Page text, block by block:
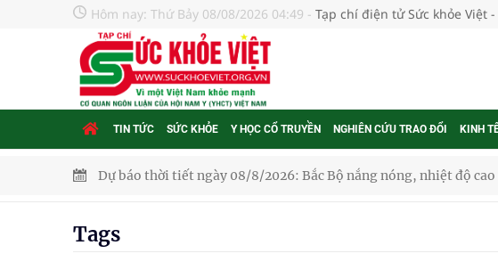
Hôm nay: Thứ Bảy 08/08/2026 04:49 - Tạp chí điện tử Sức khỏe Việt
TIN TỨC SỨC KHỎE Y HỌC CỔ TRUYỀN NGHIÊN CỨU TRAO ĐỔI KINH
Dự báo thời tiết ngày 08/8/2026: Bắc Bộ nắng nóng, nhiệt độ cao
Tags